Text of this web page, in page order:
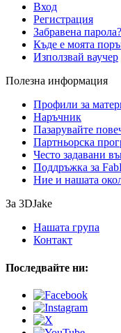
Вход
Регистрация
Забравена парола?
Къде е моята
Използвай ваучер
Полезна информация
Профили за
Наръчник
Пазарувайте
Партньорска
Често задавани
Поддръжка за
Ние и нашата
За 3DJake
Нашата група
Контакт
Последвайте ни: